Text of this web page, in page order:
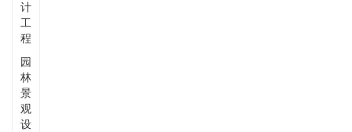
计
工
程
园
林
景
观
设